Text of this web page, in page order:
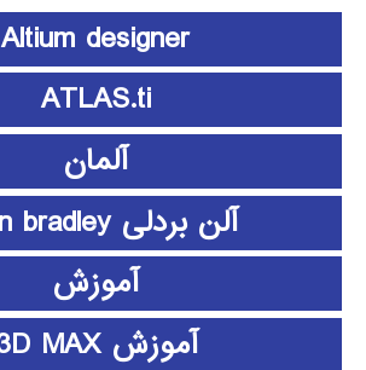
Altium designer
ATLAS.ti
آلمان
آلن بردلی Allen bradley
آموزش
آموزش 3D MAX